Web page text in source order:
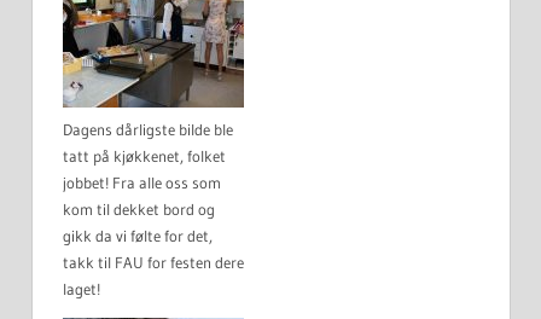
Dagens dårligste bilde ble
tatt på kjøkkenet, folket
jobbet! Fra alle oss som
kom til dekket bord og
gikk da vi følte for det,
takk til FAU for festen dere
laget!